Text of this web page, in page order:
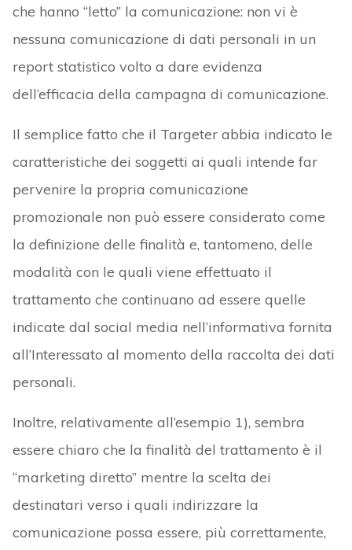
che hanno “letto” la comunicazione: non vi è
nessuna comunicazione di dati personali in un
report statistico volto a dare evidenza
dell’efficacia della campagna di comunicazione.
Il semplice fatto che il Targeter abbia indicato le
caratteristiche dei soggetti ai quali intende far
pervenire la propria comunicazione
promozionale non può essere considerato come
la definizione delle finalità e, tantomeno, delle
modalità con le quali viene effettuato il
trattamento che continuano ad essere quelle
indicate dal social media nell’informativa fornita
all’Interessato al momento della raccolta dei dati
personali.
Inoltre, relativamente all’esempio 1), sembra
essere chiaro che la finalità del trattamento è il
“marketing diretto” mentre la scelta dei
destinatari verso i quali indirizzare la
comunicazione possa essere, più correttamente,